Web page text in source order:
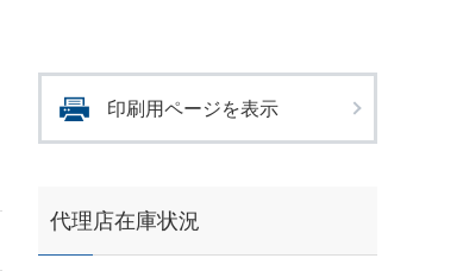
印刷用ページを表示
代理店在庫状況